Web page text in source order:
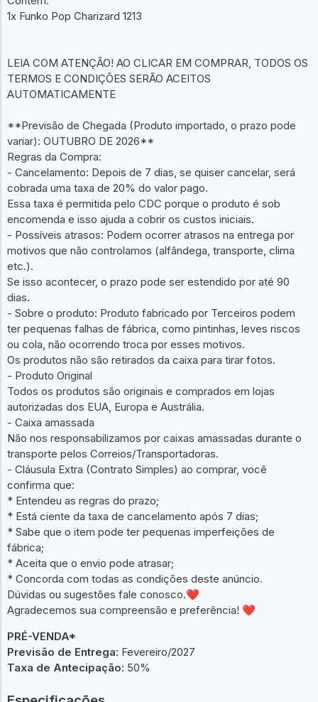
1x Funko Pop Charizard 1213
LEIA COM ATENÇÃO! AO CLICAR EM COMPRAR, TODOS OS
TERMOS E CONDIÇÕES SERÃO ACEITOS
AUTOMATICAMENTE
**Previsão de Chegada (Produto importado, o prazo pode
variar): OUTUBRO DE 2026**
Regras da Compra:
- Cancelamento: Depois de 7 dias, se quiser cancelar, será
cobrada uma taxa de 20% do valor pago.
Essa taxa é permitida pelo CDC porque o produto é sob
encomenda e isso ajuda a cobrir os custos iniciais.
- Possíveis atrasos: Podem ocorrer atrasos na entrega por
motivos que não controlamos (alfândega, transporte, clima
etc.).
Se isso acontecer, o prazo pode ser estendido por até 90
dias.
- Sobre o produto: Produto fabricado por Terceiros podem
ter pequenas falhas de fábrica, como pintinhas, leves riscos
ou cola, não ocorrendo troca por esses motivos.
Os produtos não são retirados da caixa para tirar fotos.
- Produto Original
Todos os produtos são originais e comprados em lojas
autorizadas dos EUA, Europa e Austrália.
- Caixa amassada
Não nos responsabilizamos por caixas amassadas durante o
transporte pelos Correios/Transportadoras.
- Cláusula Extra (Contrato Simples) ao comprar, você
confirma que:
* Entendeu as regras do prazo;
* Está ciente da taxa de cancelamento após 7 dias;
* Sabe que o item pode ter pequenas imperfeições de
fábrica;
* Aceita que o envio pode atrasar;
* Concorda com todas as condições deste anúncio.
Dúvidas ou sugestões fale conosco.❤
Agradecemos sua compreensão e preferência! ❤
PRÉ-VENDA*
Previsão de Entrega: Fevereiro/2027
Taxa de Antecipação: 50%